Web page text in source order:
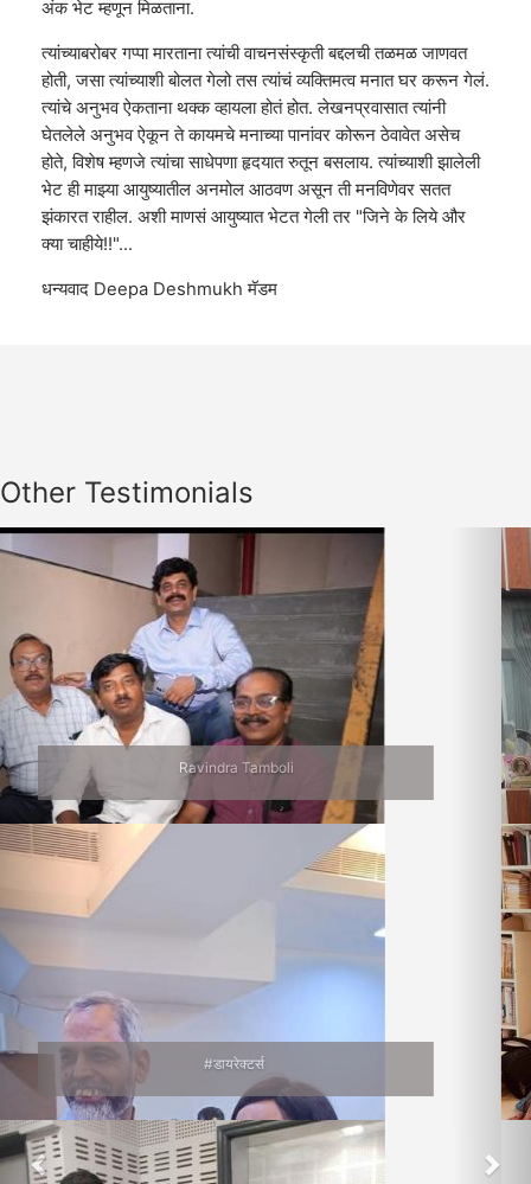
अंक भेट म्हणून मिळताना.
त्यांच्याबरोबर गप्पा मारताना त्यांची वाचनसंस्कृती बद्दलची तळमळ जाणवत
होती, जसा त्यांच्याशी बोलत गेलो तस त्यांचं व्यक्तिमत्व मनात घर करून गेलं.
त्यांचे अनुभव ऐकताना थक्क व्हायला होतं होत. लेखनप्रवासात त्यांनी
घेतलेले अनुभव ऐकून ते कायमचे मनाच्या पानांवर कोरून ठेवावेत असेच
होते, विशेष म्हणजे त्यांचा साधेपणा हृदयात रुतून बसलाय. त्यांच्याशी झालेली
भेट ही माझ्या आयुष्यातील अनमोल आठवण असून ती मनविणेवर सतत
झंकारत राहील. अशी माणसं आयुष्यात भेटत गेली तर "जिने के लिये और
क्या चाहीये!!"...
धन्यवाद Deepa Deshmukh मॅडम
Other Testimonials
Jalgaon Bhet
वाचनप्रेमी
Previous